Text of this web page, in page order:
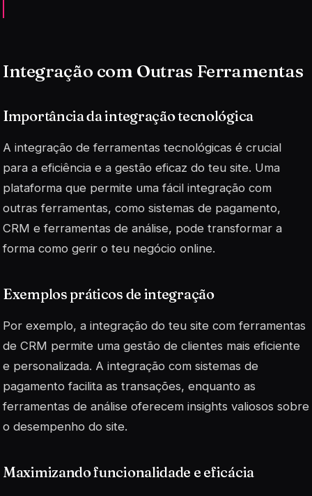
Integração com Outras Ferramentas
Importância da integração tecnológica
A integração de ferramentas tecnológicas é crucial
para a eficiência e a gestão eficaz do teu site. Uma
plataforma que permite uma fácil integração com
outras ferramentas, como sistemas de pagamento,
CRM e ferramentas de análise, pode transformar a
forma como gerir o teu negócio online.
Exemplos práticos de integração
Por exemplo, a integração do teu site com ferramentas
de CRM permite uma gestão de clientes mais eficiente
e personalizada. A integração com sistemas de
pagamento facilita as transações, enquanto as
ferramentas de análise oferecem insights valiosos sobre
o desempenho do site.
Maximizando funcionalidade e eficácia